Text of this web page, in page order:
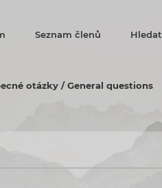
Seznam členů Hledat
otázky / General questions